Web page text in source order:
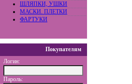
ШЛЯПКИ, УШКИ
МАСКИ. ПЛЕТКИ
ФАРТУКИ
Покупателям
Логин:
Пароль: